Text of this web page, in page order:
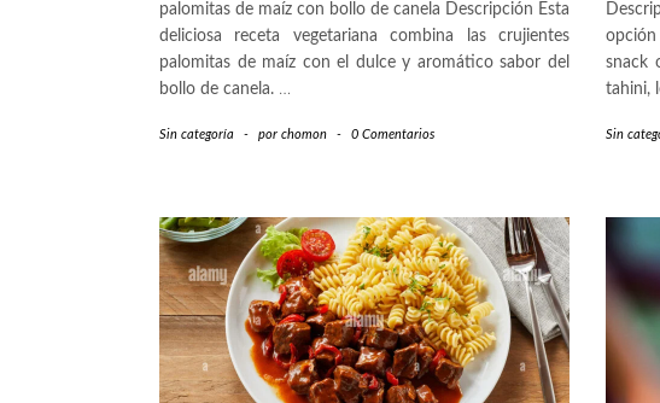
palomitas de maíz con bollo de canela Descripción Esta
deliciosa receta vegetariana combina las crujientes
palomitas de maíz con el dulce y aromático sabor del
bollo de canela. …
Sin categoría - por chomon - 0 Comentarios
snack
tahini,
Sin